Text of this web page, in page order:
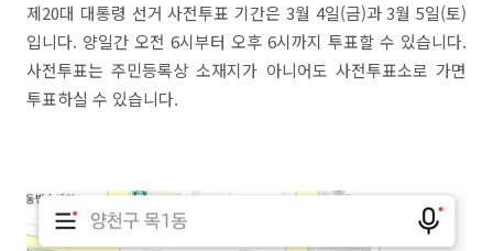
제20대 대통령 선거 사전투표 기간은 3월 4일(금)과 3월 5일(토)
입니다. 양일간 오전 6시부터 오후 6시까지 투표할 수 있습니다.
사전투표는 주민등록상 소재지가 아니어도 사전투표소로 가면
투표하실 수 있습니다.